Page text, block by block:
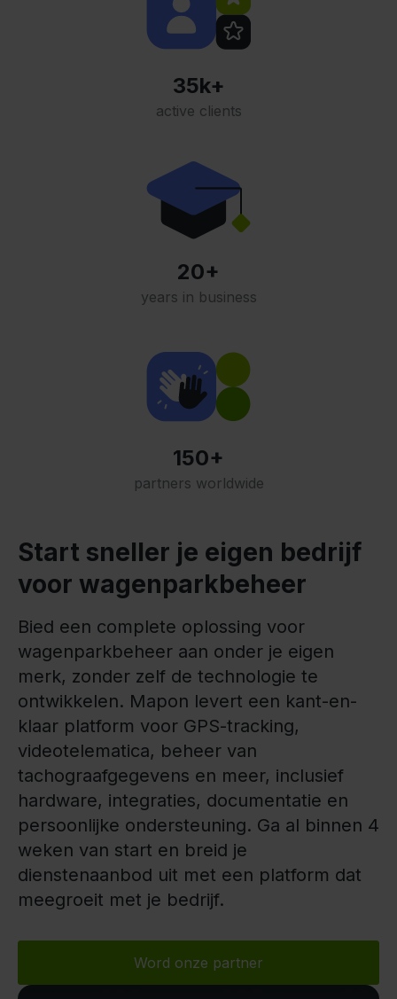
35k+
active clients
20+
years in business
150+
partners worldwide
Start sneller je eigen bedrijf
voor wagenparkbeheer
Bied een complete oplossing voor
wagenparkbeheer aan onder je eigen
merk, zonder zelf de technologie te
ontwikkelen. Mapon levert een kant-en-
klaar platform voor GPS-tracking,
videotelematica, beheer van
tachograafgegevens en meer, inclusief
hardware, integraties, documentatie en
persoonlijke ondersteuning. Ga al binnen 4
weken van start en breid je
dienstenaanbod uit met een platform dat
meegroeit met je bedrijf.
Word onze partner